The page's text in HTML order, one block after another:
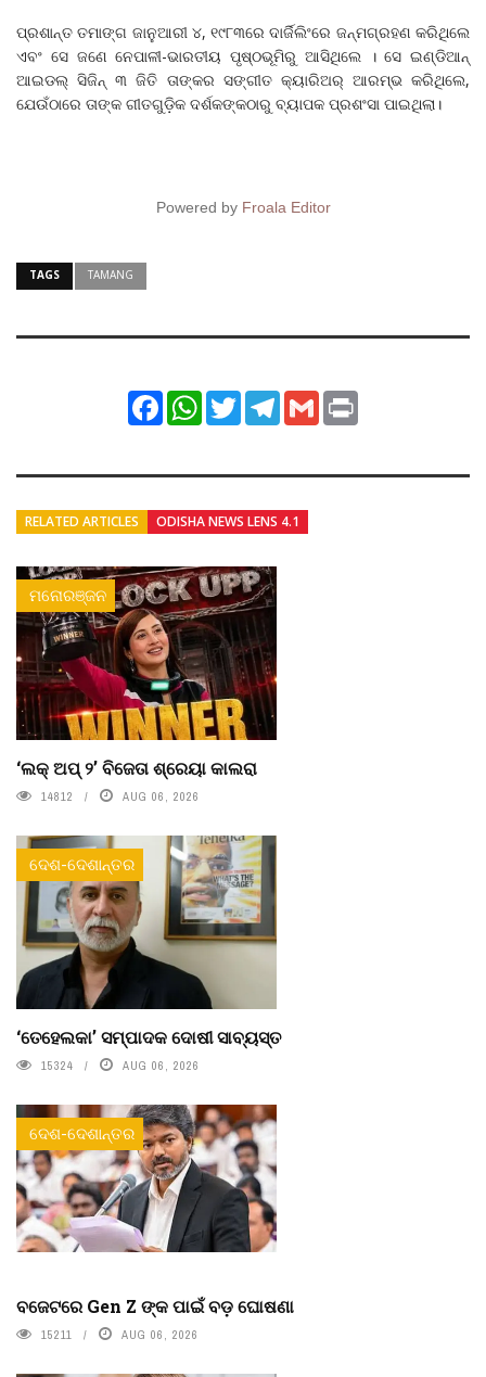
ପ୍ରଶାନ୍ତ ତମାଙ୍ଗ ଜାନୁଆରୀ ୪, ୧୯୮୩ରେ ଦାର୍ଜିଲିଂରେ ଜନ୍ମଗ୍ରହଣ କରିଥିଲେ
ଏବଂ ସେ ଜଣେ ନେପାଳୀ-ଭାରତୀୟ ପୃଷ୍ଠଭୂମିରୁ ଆସିଥିଲେ । ସେ ଇଣ୍ଡିଆନ୍
ଆଇଡଲ୍ ସିଜିନ୍ ୩ ଜିତି ତାଙ୍କର ସଙ୍ଗୀତ କ୍ୟାରିଅର୍ ଆରମ୍ଭ କରିଥିଲେ,
ଯେଉଁଠାରେ ତାଙ୍କ ଗୀତଗୁଡ଼ିକ ଦର୍ଶକଙ୍କଠାରୁ ବ୍ୟାପକ ପ୍ରଶଂସା ପାଇଥିଲା।
Powered by Froala Editor
TAGS TAMANG
FacebookWhatsApp
TwitterTelegram
Gmail
RELATED ARTICLES ODISHA NEWS LENS 4.1
ମନୋରଞ୍ଜନ
‘ଲକ୍ ଅପ୍ ୨’ ବିଜେତା ଶ୍ରେୟା କାଲରା
14812 AUG 06, 2026
ଦେଶ-ଦେଶାନ୍ତର
‘ତେହେଲକା’ ସମ୍ପାଦକ ଦୋଷୀ ସାବ୍ୟସ୍ତ
15324 AUG 06, 2026
ଦେଶ-ଦେଶାନ୍ତର
ବଜେଟରେ Gen Z ଙ୍କ ପାଇଁ ବଡ଼ ଘୋଷଣା
15211 AUG 06, 2026